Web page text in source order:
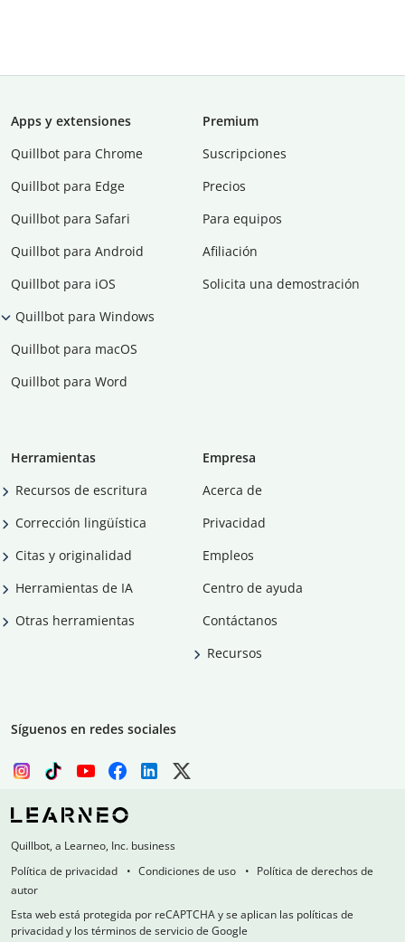
Apps y extensiones
Quillbot para Chrome
Quillbot para Edge
Quillbot para Safari
Quillbot para Android
Quillbot para iOS
Quillbot para Windows
Quillbot para macOS
Quillbot para Word
Premium
Suscripciones
Precios
Para equipos
Afiliación
Solicita una demostración
Herramientas
Recursos de escritura
Corrección lingüística
Citas y originalidad
Herramientas de IA
Otras herramientas
Empresa
Acerca de
Privacidad
Empleos
Centro de ayuda
Contáctanos
Recursos
Síguenos en redes sociales
Quillbot, a Learneo, Inc. business
Política de privacidad
Condiciones de uso
Política de derechos de
autor
Esta web está protegida por reCAPTCHA y se aplican las políticas de
privacidad y los términos de servicio de Google